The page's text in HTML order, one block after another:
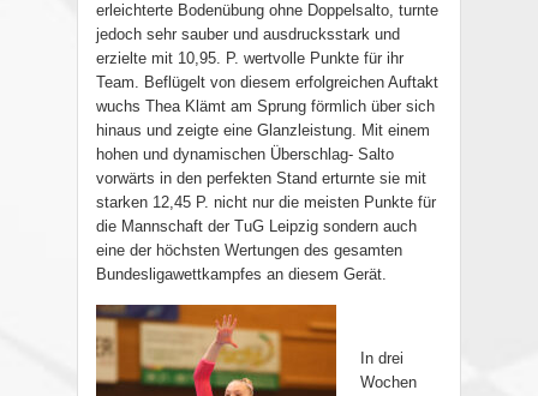
erleichterte Bodenübung ohne Doppelsalto, turnte
jedoch sehr sauber und ausdrucksstark und
erzielte mit 10,95. P. wertvolle Punkte für ihr
Team. Beflügelt von diesem erfolgreichen Auftakt
wuchs Thea Klämt am Sprung förmlich über sich
hinaus und zeigte eine Glanzleistung. Mit einem
hohen und dynamischen Überschlag- Salto
vorwärts in den perfekten Stand erturnte sie mit
starken 12,45 P. nicht nur die meisten Punkte für
die Mannschaft der TuG Leipzig sondern auch
eine der höchsten Wertungen des gesamten
Bundesligawettkampfes an diesem Gerät.
In drei
Wochen